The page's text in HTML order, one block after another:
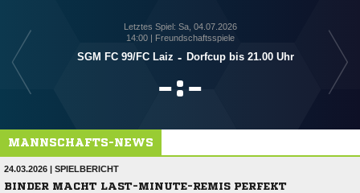
Letztes Spiel: Sa, 04.07.2026
14:00 | Freundschaftsspiele
SGM FC 99/​FC Laiz - Dorfcup bis 21.00 Uhr
:
MANNSCHAFTS-NEWS
24.03.2026 | SPIELBERICHT
BINDER MACHT LAST-MINUTE-REMIS PERFEKT